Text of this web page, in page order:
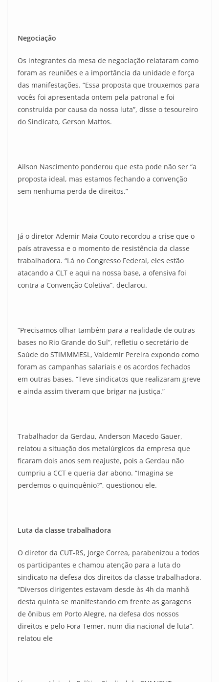
Negociação
Os integrantes da mesa de negociação relataram como
foram as reuniões e a importância da unidade e força
das manifestações. “Essa proposta que trouxemos para
vocês foi apresentada ontem pela patronal e foi
construída por causa da nossa luta”, disse o tesoureiro
do Sindicato, Gerson Mattos.
Ailson Nascimento ponderou que esta pode não ser “a
proposta ideal, mas estamos fechando a convenção
sem nenhuma perda de direitos.”
Já o diretor Ademir Maia Couto recordou a crise que o
país atravessa e o momento de resistência da classe
trabalhadora. “Lá no Congresso Federal, eles estão
atacando a CLT e aqui na nossa base, a ofensiva foi
contra a Convenção Coletiva”, declarou.
“Precisamos olhar também para a realidade de outras
bases no Rio Grande do Sul”, refletiu o secretário de
Saúde do STIMMMESL, Valdemir Pereira expondo como
foram as campanhas salariais e os acordos fechados
em outras bases. “Teve sindicatos que realizaram greve
e ainda assim tiveram que brigar na justiça.”
Trabalhador da Gerdau, Anderson Macedo Gauer,
relatou a situação dos metalúrgicos da empresa que
ficaram dois anos sem reajuste, pois a Gerdau não
cumpriu a CCT e queria dar abono. “Imagina se
perdemos o quinquênio?”, questionou ele.
Luta da classe trabalhadora
O diretor da CUT-RS, Jorge Correa, parabenizou a todos
os participantes e chamou atenção para a luta do
sindicato na defesa dos direitos da classe trabalhadora.
“Diversos dirigentes estavam desde às 4h da manhã
desta quinta se manifestando em frente as garagens
de ônibus em Porto Alegre, na defesa dos nossos
direitos e pelo Fora Temer, num dia nacional de luta”,
relatou ele